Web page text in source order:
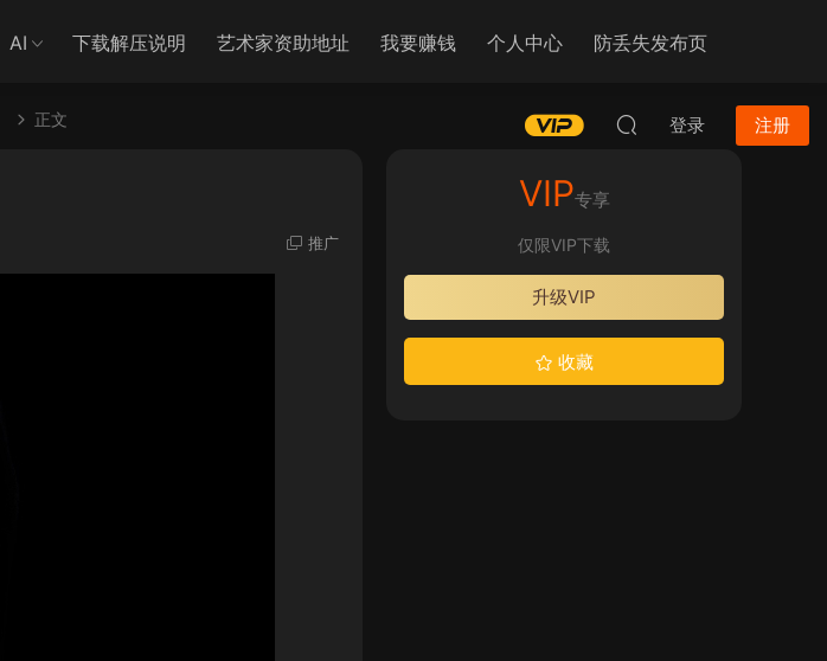
AI 下载解压说明 艺术家资助地址 我要赚钱 个人中心 防丢失发布页
登录 注册
正文
推广
VIP专享
仅限VIP下载
升级VIP
收藏